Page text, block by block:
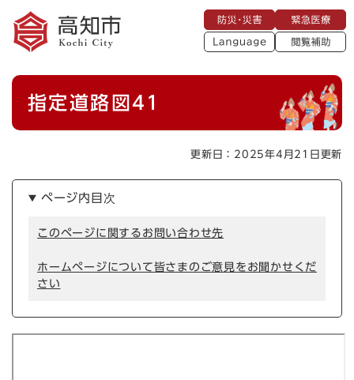
メニューを飛ばして本文へ
災
・
災
急
医
療
L
a
閲
助
本
指定道路図41
更新日：2025年4月21日更新
ページ内目次
このページに関するお問い合わせ先
ホームページについて皆さまのご意見をお聞かせくだ
さい